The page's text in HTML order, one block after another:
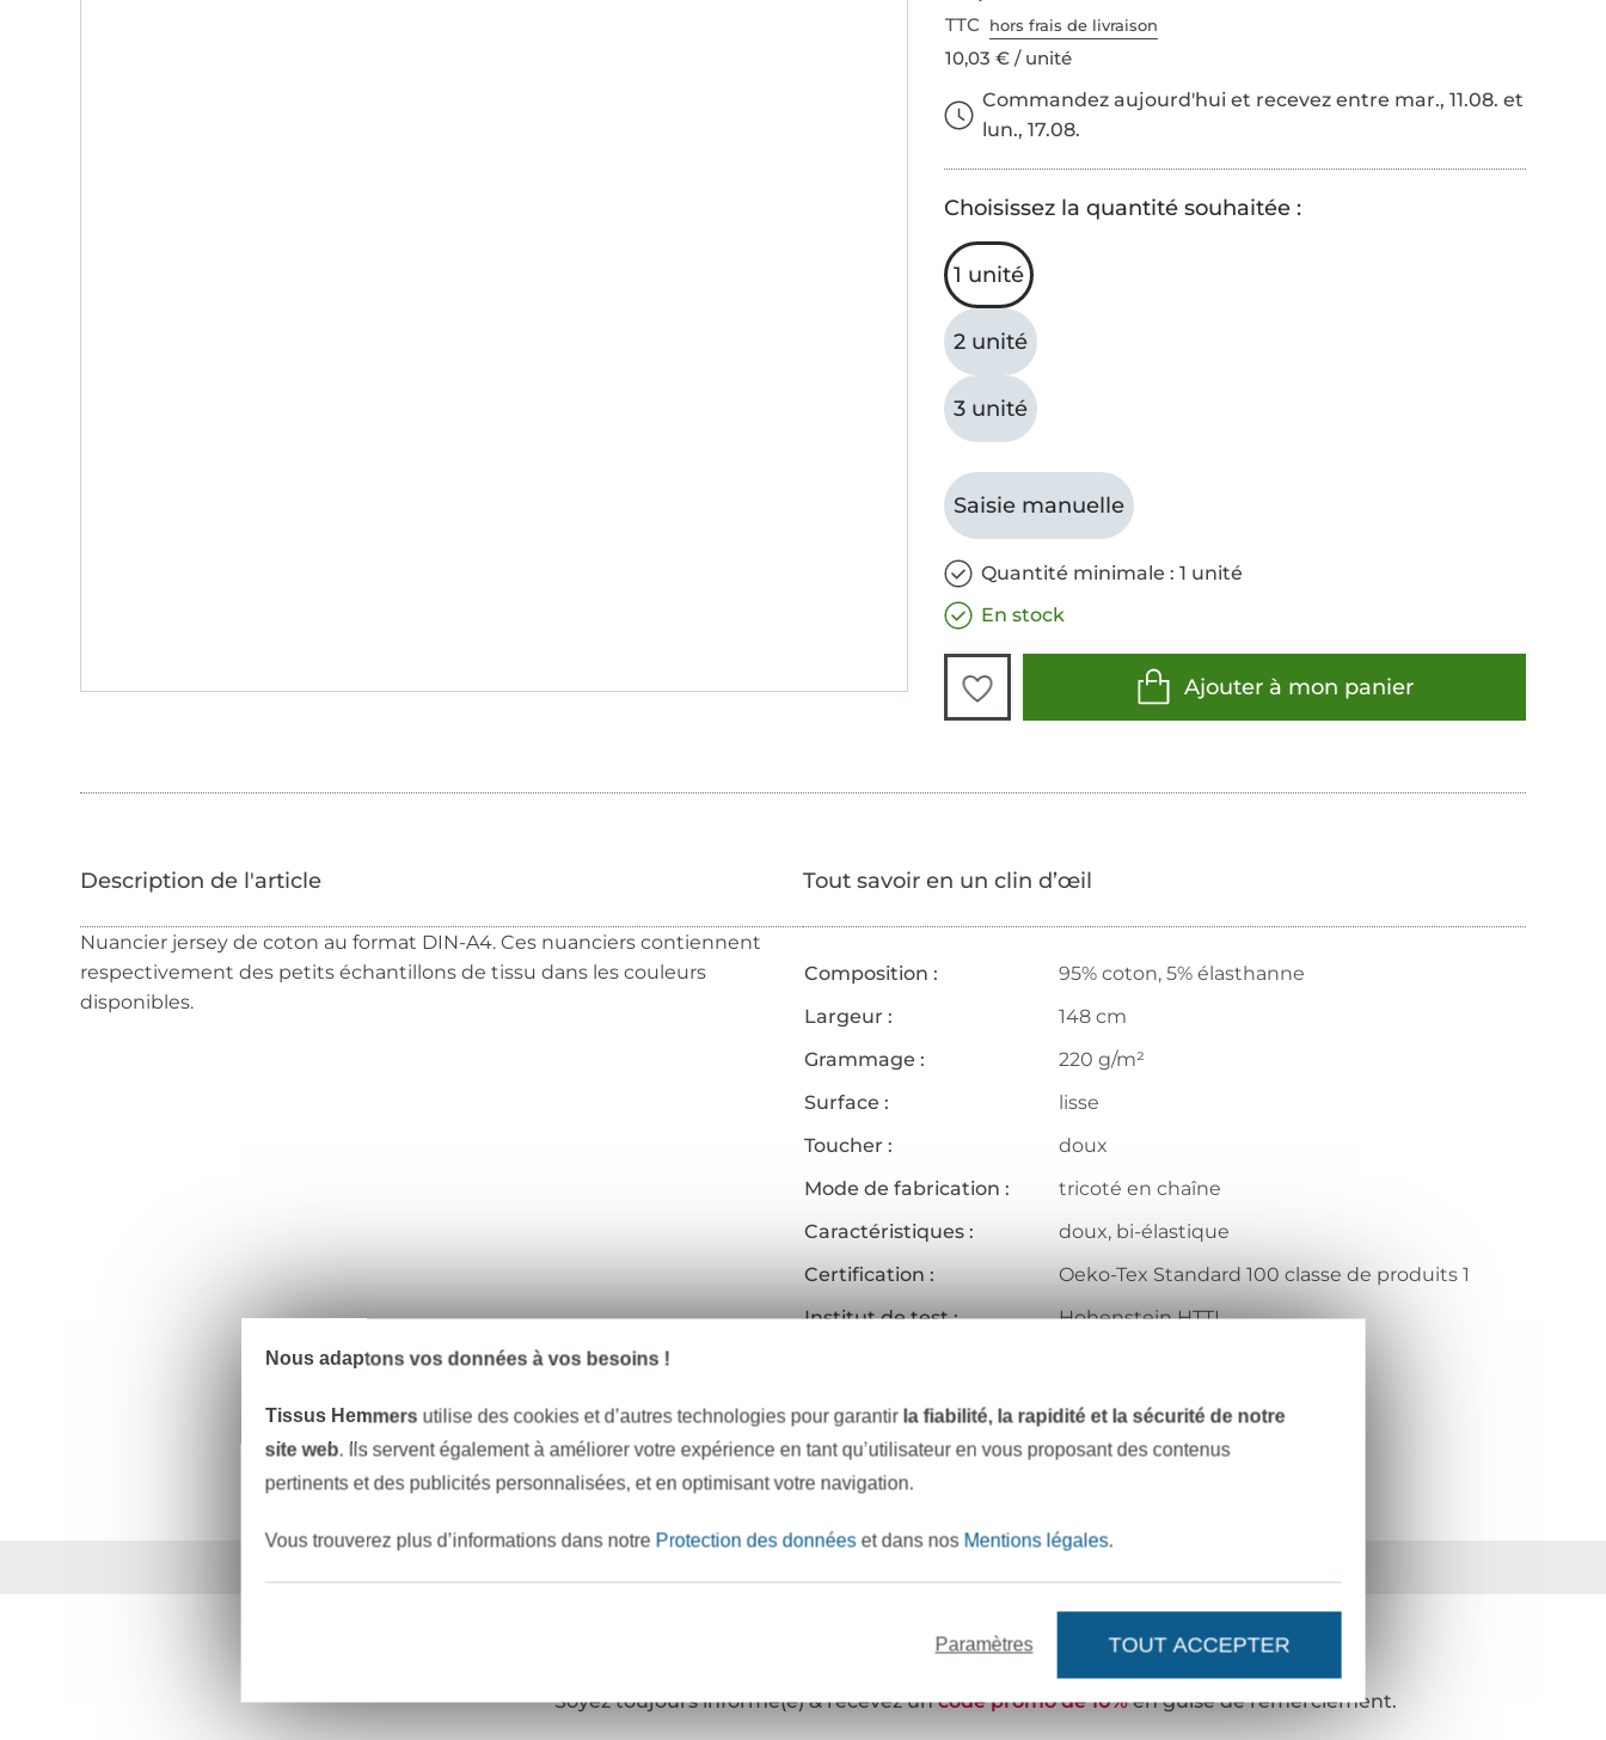
TTC hors frais de livraison
10,03 € / unité
Commandez aujourd'hui et recevez entre mar., 11.08. et
lun., 17.08.
Choisissez la quantité souhaitée :
1 unité
2 unité
3 unité
Saisie manuelle
Quantité minimale : 1 unité
En stock
Ajouter à mon panier
Nuancier jersey de coton au format DIN-A4. Ces nuanciers contiennent
respectivement des petits échantillons de tissu dans les couleurs
disponibles.
Tout savoir en un clin d’œil
Composition :
95% coton, 5% élasthanne
Largeur :
148 cm
Grammage :
220 g/m²
Surface :
lisse
Toucher :
doux
Mode de fabrication :
tricoté en chaîne
Caractéristiques :
doux, bi-élastique
Certification :
Oeko-Tex Standard 100 classe de produits 1
Institut de test :
Hohenstein HTTI
124.554-FARBKARTE
Coordonnées du fabricant
VOULEZ-VOUS ÊTRE INFORMÉ DES NOUVEAUTÉS ?
Soyez toujours informé(e) & recevez uncode promo de 10%en guise de remerciement.
Nous adaptons vos données à vos besoins !
Tissus Hemmers utilise des cookies et d’autres technologies pour garantir la fiabilité, la rapidité et la sécurité de notre
site web. Ils servent également à améliorer votre expérience en tant qu’utilisateur en vous proposant des contenus
pertinents et des publicités personnalisées, et en optimisant votre navigation.
Vous trouverez plus d’informations dans notre Protection des donnéeset dans nos Mentions légales.
Paramètres TOUT ACCEPTER